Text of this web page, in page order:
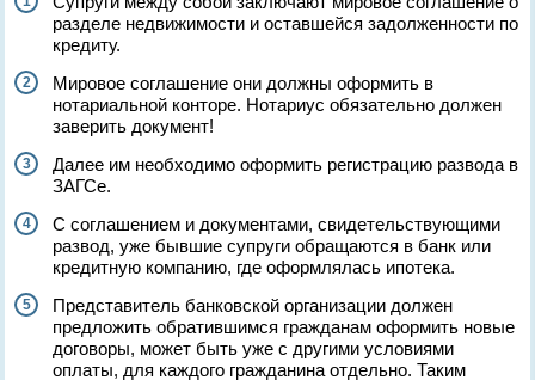
разделе недвижимости и оставшейся задолженности по
кредиту.
Мировое соглашение они должны оформить в
нотариальной конторе. Нотариус обязательно должен
заверить документ!
Далее им необходимо оформить регистрацию развода в
ЗАГСе.
С соглашением и документами, свидетельствующими
развод, уже бывшие супруги обращаются в банк или
кредитную компанию, где оформлялась ипотека.
Представитель банковской организации должен
предложить обратившимся гражданам оформить новые
договоры, может быть уже с другими условиями
оплаты, для каждого гражданина отдельно. Таким